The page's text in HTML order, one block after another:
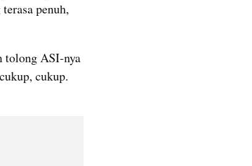
penuh,
tolong ASI-nya
cukup.